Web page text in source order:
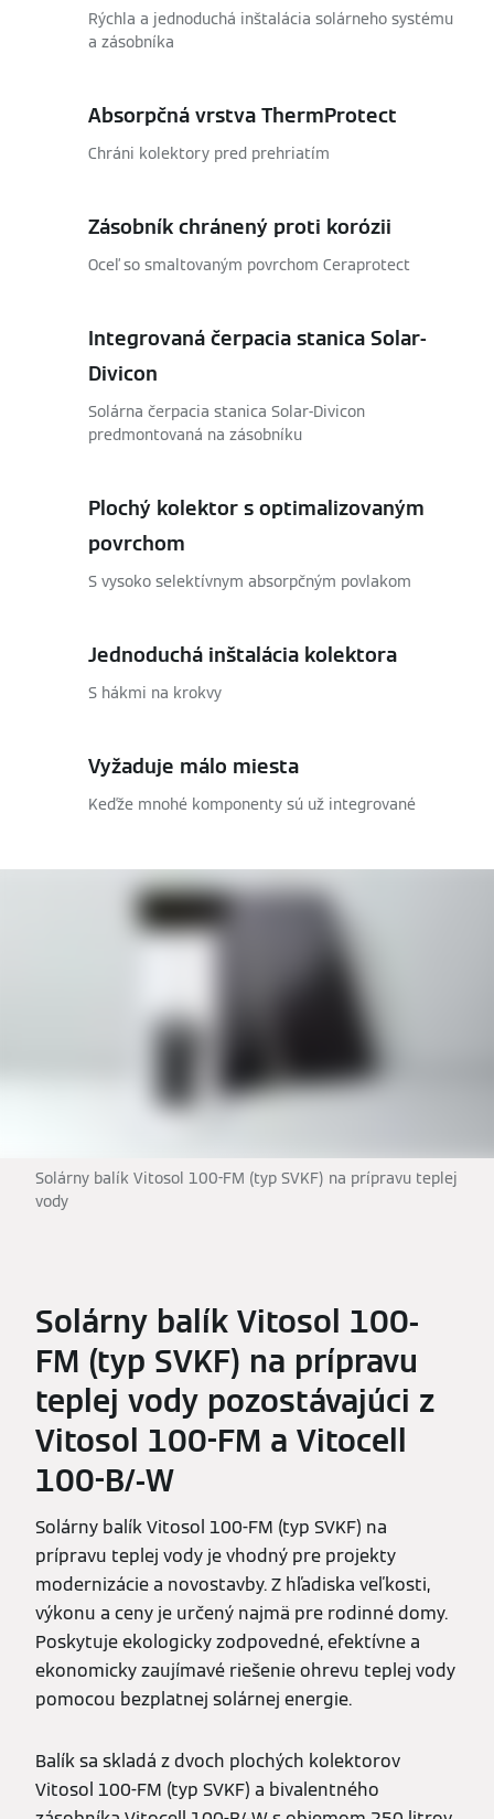
Rýchla a jednoduchá inštalácia solárneho systému
a zásobníka
Absorpčná vrstva ThermProtect
Chráni kolektory pred prehriatím
Zásobník chránený proti korózii
Oceľ so smaltovaným povrchom Ceraprotect
Integrovaná čerpacia stanica Solar-
Divicon
Solárna čerpacia stanica Solar-Divicon
predmontovaná na zásobníku
Plochý kolektor s optimalizovaným
povrchom
S vysoko selektívnym absorpčným povlakom
Jednoduchá inštalácia kolektora
S hákmi na krokvy
Vyžaduje málo miesta
Keďže mnohé komponenty sú už integrované
Solárny balík Vitosol 100-FM (typ SVKF) na prípravu teplej
vody
Solárny balík Vitosol 100-
FM (typ SVKF) na prípravu
teplej vody pozostávajúci z
Vitosol 100-FM a Vitocell
100-B/-W
Solárny balík Vitosol 100-FM (typ SVKF) na
prípravu teplej vody je vhodný pre projekty
modernizácie a novostavby. Z hľadiska veľkosti,
výkonu a ceny je určený najmä pre rodinné domy.
Poskytuje ekologicky zodpovedné, efektívne a
ekonomicky zaujímavé riešenie ohrevu teplej vody
pomocou bezplatnej solárnej energie.
Balík sa skladá z dvoch plochých kolektorov
Vitosol 100-FM (typ SVKF) a bivalentného